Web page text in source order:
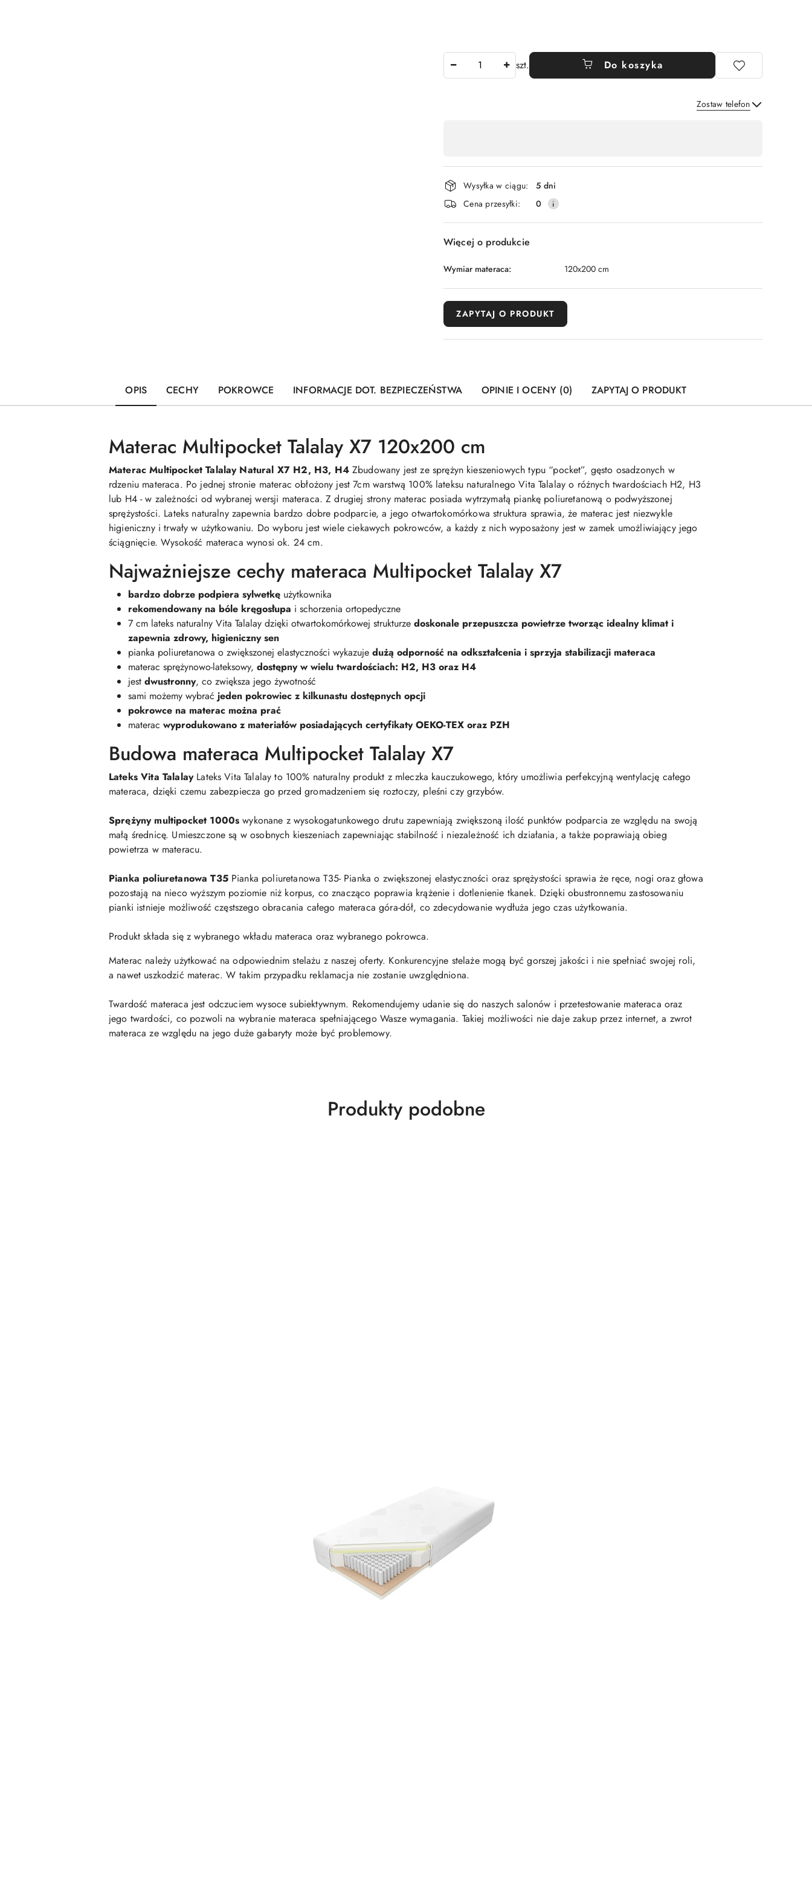
szt. Do koszyka
Zostaw telefon
płatność
i
dostawa
Wysyłka w ciągu:
5 dni
Cena przesyłki:
0
Więcej o produkcie
Wymiar materaca: 120x200 cm
ZAPYTAJ O PRODUKT
OPIS CECHY POKROWCE INFORMACJE DOT. BEZPIECZEŃSTWA OPINIE I OCENY (0) ZAPYTAJ O PRODUKT
Materac Multipocket Talalay X7 120x200 cm
Materac Multipocket Talalay Natural X7 H2, H3, H4Zbudowany jest ze sprężyn kieszeniowych typu “pocket”, gęsto osadzonych w
rdzeniu materaca. Po jednej stronie materac obłożony jest 7cm warstwą 100% lateksu naturalnego Vita Talalay o różnych twardościach H2, H3
lub H4 - w zależności od wybranej wersji materaca. Z drugiej strony materac posiada wytrzymałą piankę poliuretanową o podwyższonej
sprężystości. Lateks naturalny zapewnia bardzo dobre podparcie, a jego otwartokomórkowa struktura sprawia, że materac jest niezwykle
higieniczny i trwały w użytkowaniu. Do wyboru jest wiele ciekawych pokrowców, a każdy z nich wyposażony jest w zamek umożliwiający jego
ściągnięcie. Wysokość materaca wynosi ok. 24 cm.
Najważniejsze cechy materaca Multipocket Talalay X7
bardzo dobrze podpiera sylwetkę użytkownika
rekomendowany na bóle kręgosłupa i schorzenia ortopedyczne
7 cm lateks naturalny Vita Talalay dzięki otwartokomórkowej strukturze doskonale przepuszcza powietrze tworząc idealny klimat i
zapewnia zdrowy, higieniczny sen
pianka poliuretanowa o zwiększonej elastyczności wykazuje dużą odporność na odkształcenia i sprzyja stabilizacji materaca
materac sprężynowo-lateksowy, dostępny w wielu twardościach: H2, H3 oraz H4
jest dwustronny, co zwiększa jego żywotność
sami możemy wybrać jeden pokrowiec z kilkunastu dostępnych opcji
pokrowce na materac można prać
materac wyprodukowano z materiałów posiadających certyfikaty OEKO-TEX oraz PZH
Budowa materaca Multipocket Talalay X7
Lateks Vita TalalayLateks Vita Talalay to 100% naturalny produkt z mleczka kauczukowego, który umożliwia perfekcyjną wentylację całego
materaca, dzięki czemu zabezpiecza go przed gromadzeniem się roztoczy, pleśni czy grzybów.
Sprężyny multipocket 1000s wykonane z wysokogatunkowego drutu zapewniają zwiększoną ilość punktów podparcia ze względu na swoją
małą średnicę. Umieszczone są w osobnych kieszeniach zapewniając stabilność i niezależność ich działania, a także poprawiają obieg
powietrza w materacu.
Pianka poliuretanowa T35Pianka poliuretanowa T35- Pianka o zwiększonej elastyczności oraz sprężystości sprawia że ręce, nogi oraz głowa
pozostają na nieco wyższym poziomie niż korpus, co znacząco poprawia krążenie i dotlenienie tkanek. Dzięki obustronnemu zastosowaniu
pianki istnieje możliwość częstszego obracania całego materaca góra-dół, co zdecydowanie wydłuża jego czas użytkowania.
Produkt składa się z wybranego wkładu materaca oraz wybranego pokrowca.
Materac należy użytkować na odpowiednim stelażu z naszej oferty. Konkurencyjne stelaże mogą być gorszej jakości i nie spełniać swojej roli,
a nawet uszkodzić materac. W takim przypadku reklamacja nie zostanie uwzględniona.
Twardość materaca jest odczuciem wysoce subiektywnym. Rekomendujemy udanie się do naszych salonów i przetestowanie materaca oraz
jego twardości, co pozwoli na wybranie materaca spełniającego Wasze wymagania. Takiej możliwości nie daje zakup przez internet, a zwrot
materaca ze względu na jego duże gabaryty może być problemowy.
Produkty
Produkty podobne